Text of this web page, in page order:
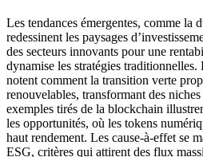
Les tendances émergentes, comme la
redessinent les paysages
des secteurs innovants pour une
dynamise les stratégies traditionnelles.
notent comment la transition verte
renouvelables, transformant des
exemples tirés de la blockchain
les opportunités, où les tokens
haut rendement. Les cause-à-effet se
ESG, critères qui attirent des flux